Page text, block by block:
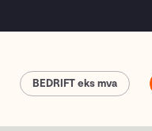
BEDRIFT